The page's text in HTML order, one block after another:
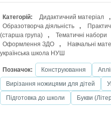
Категорій: Дидактичний матеріал ,
Образотворча діяльність
,
(старша група)
, Тематичні набори
Оформлення ЗДО
, Навчальні
українська школа НУШ
Позначок: Конструювання
Вирізання ножицями для дітей
Підготовка до школи
Букви